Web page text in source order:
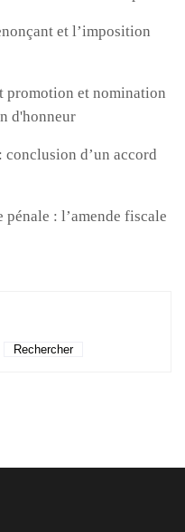
et l’imposition
promotion et nomination
d'honneur
conclusion d’un accord
: l’amende fiscale
Rechercher